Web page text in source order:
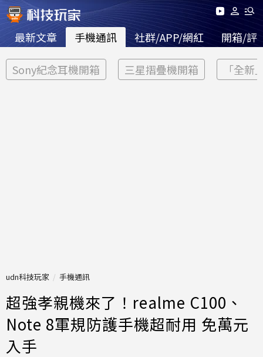
最新文章 手機通訊 社群/APP/網紅 開箱/評
Sony紀念耳機開箱 三星摺疊機開箱 「全新
udn科技玩家 手機通訊
超強孝親機來了！realme C100、
Note 8軍規防護手機超耐用 免萬元
入手